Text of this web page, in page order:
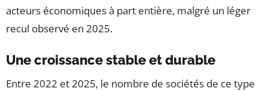
acteurs économiques à part entière, malgré un léger
recul observé en 2025.
Une croissance stable et durable
Entre 2022 et 2025, le nombre de sociétés de ce type